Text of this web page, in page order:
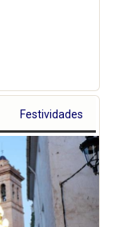
Festividades